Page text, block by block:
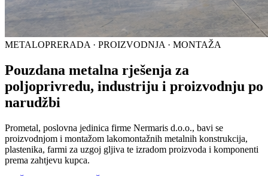
METALOPRERADA · PROIZVODNJA · MONTAŽA
Pouzdana metalna rješenja za
poljoprivredu, industriju i proizvodnju po
narudžbi
Prometal, poslovna jedinica firme Nermaris d.o.o., bavi se
proizvodnjom i montažom lakomontažnih metalnih konstrukcija,
plastenika, farmi za uzgoj gljiva te izradom proizvoda i komponenti
prema zahtjevu kupca.